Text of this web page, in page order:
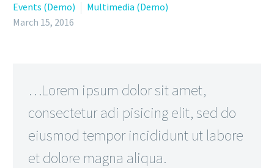
Events (Demo)
Multimedia (Demo)
March 15, 2016
…Lorem ipsum dolor sit amet,
consectetur adi pisicing elit, sed do
eiusmod tempor incididunt ut labore
et dolore magna aliqua.